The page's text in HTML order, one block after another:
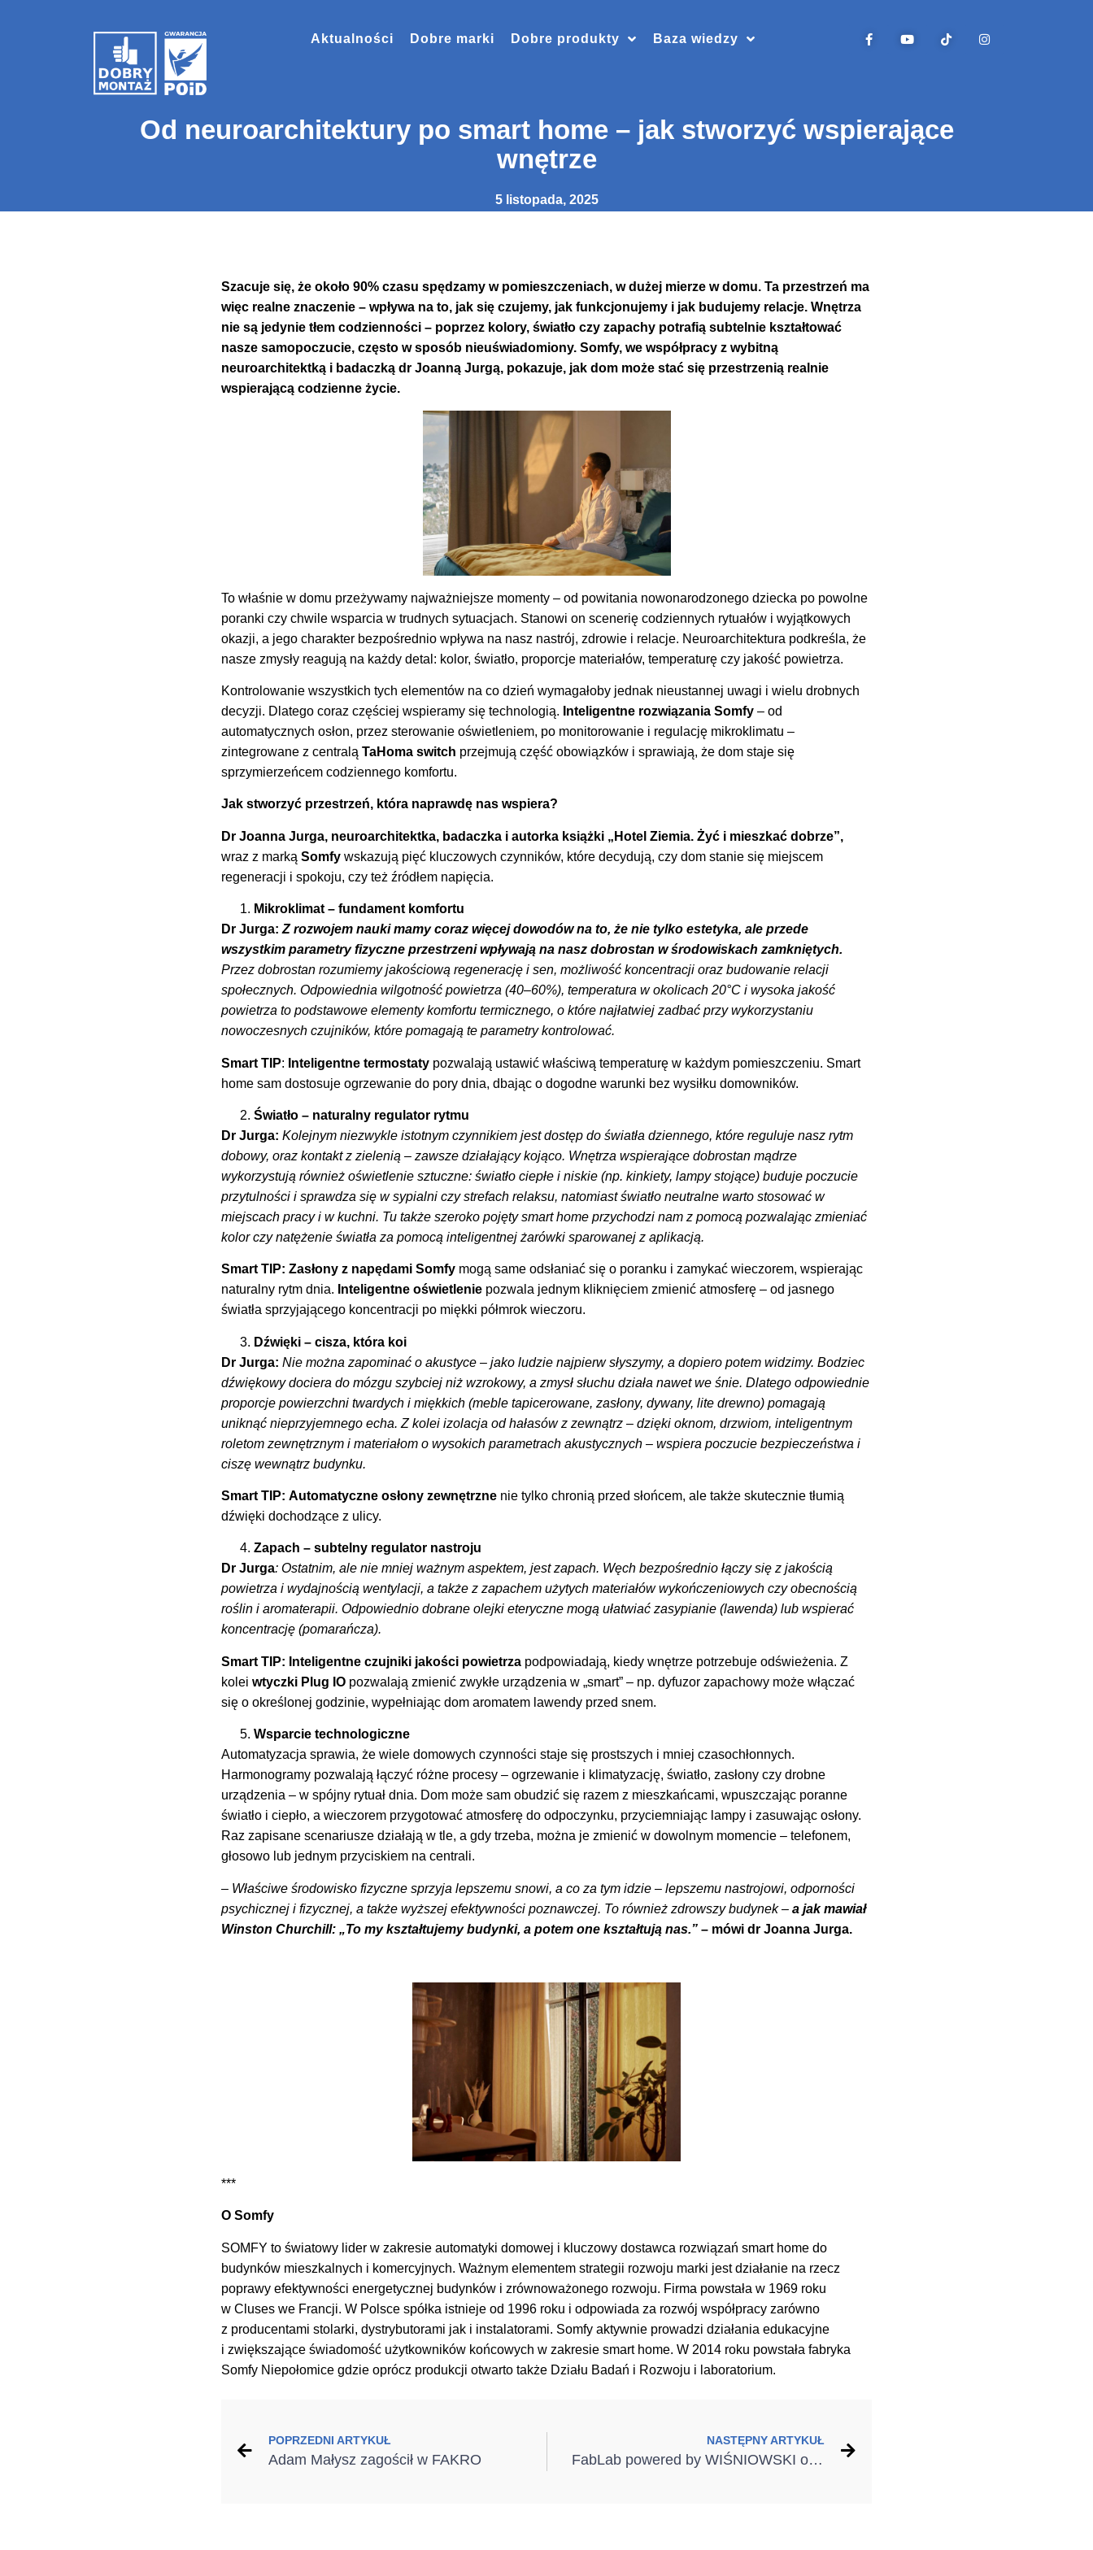
Aktualności Dobre marki Dobre produkty Baza wiedzy
Od neuroarchitektury po smart home – jak stworzyć wspierające
wnętrze
5 listopada, 2025
Szacuje się, że około 90% czasu spędzamy w pomieszczeniach, w dużej mierze w domu. Ta przestrzeń ma
więc realne znaczenie – wpływa na to, jak się czujemy, jak funkcjonujemy i jak budujemy relacje. Wnętrza
nie są jedynie tłem codzienności – poprzez kolory, światło czy zapachy potrafią subtelnie kształtować
nasze samopoczucie, często w sposób nieuświadomiony. Somfy, we współpracy z wybitną
neuroarchitektką i badaczką dr Joanną Jurgą, pokazuje, jak dom może stać się przestrzenią realnie
wspierającą codzienne życie.
To właśnie w domu przeżywamy najważniejsze momenty – od powitania nowonarodzonego dziecka po powolne
poranki czy chwile wsparcia w trudnych sytuacjach. Stanowi on scenerię codziennych rytuałów i wyjątkowych
okazji, a jego charakter bezpośrednio wpływa na nasz nastrój, zdrowie i relacje. Neuroarchitektura podkreśla, że
nasze zmysły reagują na każdy detal: kolor, światło, proporcje materiałów, temperaturę czy jakość powietrza.
Kontrolowanie wszystkich tych elementów na co dzień wymagałoby jednak nieustannej uwagi i wielu drobnych
decyzji. Dlatego coraz częściej wspieramy się technologią. Inteligentne rozwiązania Somfy – od
automatycznych osłon, przez sterowanie oświetleniem, po monitorowanie i regulację mikroklimatu –
zintegrowane z centralą TaHoma switch przejmują część obowiązków i sprawiają, że dom staje się
sprzymierzeńcem codziennego komfortu.
Jak stworzyć przestrzeń, która naprawdę nas wspiera?
Dr Joanna Jurga, neuroarchitektka, badaczka i autorka książki „Hotel Ziemia. Żyć i mieszkać dobrze”,
wraz z marką Somfy wskazują pięć kluczowych czynników, które decydują, czy dom stanie się miejscem
regeneracji i spokoju, czy też źródłem napięcia.
Mikroklimat – fundament komfortu
Dr Jurga: Z rozwojem nauki mamy coraz więcej dowodów na to, że nie tylko estetyka, ale przede
wszystkim parametry fizyczne przestrzeni wpływają na nasz dobrostan w środowiskach zamkniętych.
Przez dobrostan rozumiemy jakościową regenerację i sen, możliwość koncentracji oraz budowanie relacji
społecznych. Odpowiednia wilgotność powietrza (40–60%), temperatura w okolicach 20°C i wysoka jakość
powietrza to podstawowe elementy komfortu termicznego, o które najłatwiej zadbać przy wykorzystaniu
nowoczesnych czujników, które pomagają te parametry kontrolować.
Smart TIP: Inteligentne termostaty pozwalają ustawić właściwą temperaturę w każdym pomieszczeniu. Smart
home sam dostosuje ogrzewanie do pory dnia, dbając o dogodne warunki bez wysiłku domowników.
Światło – naturalny regulator rytmu
Dr Jurga: Kolejnym niezwykle istotnym czynnikiem jest dostęp do światła dziennego, które reguluje nasz rytm
dobowy, oraz kontakt z zielenią – zawsze działający kojąco. Wnętrza wspierające dobrostan mądrze
wykorzystują również oświetlenie sztuczne: światło ciepłe i niskie (np. kinkiety, lampy stojące) buduje poczucie
przytulności i sprawdza się w sypialni czy strefach relaksu, natomiast światło neutralne warto stosować w
miejscach pracy i w kuchni. Tu także szeroko pojęty smart home przychodzi nam z pomocą pozwalając zmieniać
kolor czy natężenie światła za pomocą inteligentnej żarówki sparowanej z aplikacją.
Smart TIP: Zasłony z napędami Somfy mogą same odsłaniać się o poranku i zamykać wieczorem, wspierając
naturalny rytm dnia. Inteligentne oświetlenie pozwala jednym kliknięciem zmienić atmosferę – od jasnego
światła sprzyjającego koncentracji po miękki półmrok wieczoru.
Dźwięki – cisza, która koi
Dr Jurga: Nie można zapominać o akustyce – jako ludzie najpierw słyszymy, a dopiero potem widzimy. Bodziec
dźwiękowy dociera do mózgu szybciej niż wzrokowy, a zmysł słuchu działa nawet we śnie. Dlatego odpowiednie
proporcje powierzchni twardych i miękkich (meble tapicerowane, zasłony, dywany, lite drewno) pomagają
uniknąć nieprzyjemnego echa. Z kolei izolacja od hałasów z zewnątrz – dzięki oknom, drzwiom, inteligentnym
roletom zewnętrznym i materiałom o wysokich parametrach akustycznych – wspiera poczucie bezpieczeństwa i
ciszę wewnątrz budynku.
Smart TIP: Automatyczne osłony zewnętrzne nie tylko chronią przed słońcem, ale także skutecznie tłumią
dźwięki dochodzące z ulicy.
Zapach – subtelny regulator nastroju
Dr Jurga: Ostatnim, ale nie mniej ważnym aspektem, jest zapach. Węch bezpośrednio łączy się z jakością
powietrza i wydajnością wentylacji, a także z zapachem użytych materiałów wykończeniowych czy obecnością
roślin i aromaterapii. Odpowiednio dobrane olejki eteryczne mogą ułatwiać zasypianie (lawenda) lub wspierać
koncentrację (pomarańcza).
Smart TIP: Inteligentne czujniki jakości powietrza podpowiadają, kiedy wnętrze potrzebuje odświeżenia. Z
kolei wtyczki Plug IO pozwalają zmienić zwykłe urządzenia w „smart” – np. dyfuzor zapachowy może włączać
się o określonej godzinie, wypełniając dom aromatem lawendy przed snem.
Wsparcie technologiczne
Automatyzacja sprawia, że wiele domowych czynności staje się prostszych i mniej czasochłonnych.
Harmonogramy pozwalają łączyć różne procesy – ogrzewanie i klimatyzację, światło, zasłony czy drobne
urządzenia – w spójny rytuał dnia. Dom może sam obudzić się razem z mieszkańcami, wpuszczając poranne
światło i ciepło, a wieczorem przygotować atmosferę do odpoczynku, przyciemniając lampy i zasuwając osłony.
Raz zapisane scenariusze działają w tle, a gdy trzeba, można je zmienić w dowolnym momencie – telefonem,
głosowo lub jednym przyciskiem na centrali.
– Właściwe środowisko fizyczne sprzyja lepszemu snowi, a co za tym idzie – lepszemu nastrojowi, odporności
psychicznej i fizycznej, a także wyższej efektywności poznawczej. To również zdrowszy budynek – a jak mawiał
Winston Churchill: „To my kształtujemy budynki, a potem one kształtują nas.” – mówi dr Joanna Jurga.
***
O Somfy
SOMFY to światowy lider w zakresie automatyki domowej i kluczowy dostawca rozwiązań smart home do
budynków mieszkalnych i komercyjnych. Ważnym elementem strategii rozwoju marki jest działanie na rzecz
poprawy efektywności energetycznej budynków i zrównoważonego rozwoju. Firma powstała w 1969 roku
w Cluses we Francji. W Polsce spółka istnieje od 1996 roku i odpowiada za rozwój współpracy zarówno
z producentami stolarki, dystrybutorami jak i instalatorami. Somfy aktywnie prowadzi działania edukacyjne
i zwiększające świadomość użytkowników końcowych w zakresie smart home. W 2014 roku powstała fabryka
Somfy Niepołomice gdzie oprócz produkcji otwarto także Działu Badań i Rozwoju i laboratorium.
POPRZEDNI ARTYKUŁ
Adam Małysz zagościł w FAKRO
NASTĘPNY ARTYKUŁ
FabLab powered by WIŚNIOWSKI otwarty! Miejsce przyszłości dostępne już dziś